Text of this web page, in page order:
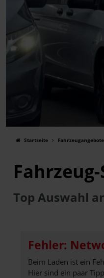
Startseite Fahrzeugangebote
Top Auswahl
Fehler:
Beim Laden ist ein
Hier sind ein paar